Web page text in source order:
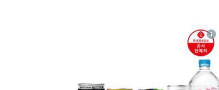
상
세